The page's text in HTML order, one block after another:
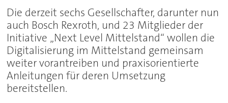
Die derzeit sechs Gesellschafter, darunter nun
auch Bosch Rexroth, und 23 Mitglieder der
Initiative „Next Level Mittelstand“ wollen die
Digitalisierung im Mittelstand gemeinsam
weiter vorantreiben und praxisorientierte
Anleitungen für deren Umsetzung
bereitstellen.